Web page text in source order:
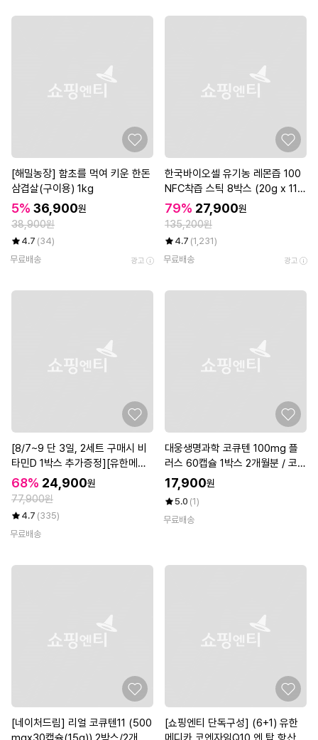
[해밀농장] 함초를 먹여 키운 한돈
삼겹살(구이용) 1kg
5% 36,900원
38,900원
4.7 (34)
무료배송
광고
한국바이오셀 유기농 레몬즙 100
NFC착즙 스틱 8박스 (20g x 112
포)
79% 27,900원
135,200원
4.7 (1,231)
무료배송
광고
[8/7~9 단 3일, 2세트 구매시 비
타민D 1박스 추가증정][유한메디
카] 코엔자임Q10 엔 탑 항산화 높
은 혈압 케어 60캡슐x3개(6개월)
68% 24,900원
77,900원
4.7 (335)
무료배송
대웅생명과학 코큐텐 100mg 플
러스 60캡슐 1박스 2개월분 / 코엔
자임Q10 혈압 항산화
17,900원
5.0 (1)
무료배송
[네이처드림] 리얼 코큐텐11 (500
[쇼핑엔티 단독구성] (6+1) 유한